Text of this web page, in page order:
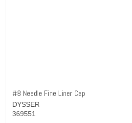
#8 Needle Fine Liner Cap
DYSSER
369551